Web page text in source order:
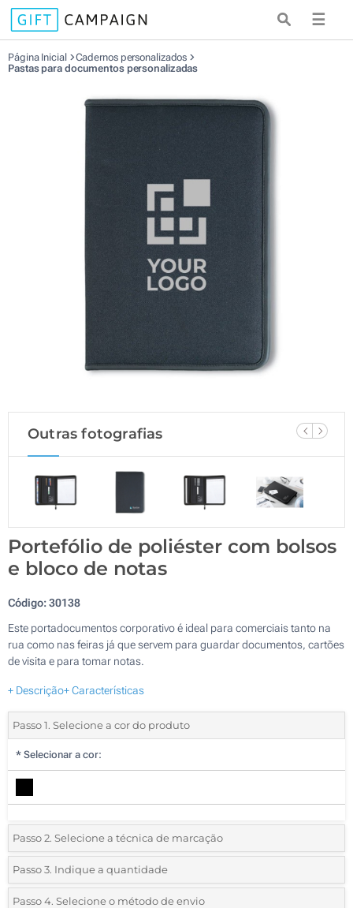
☰
Página Inicial
Cadernos personalizados
Pastas para documentos personalizadas
Outras fotografias
Portefólio de poliéster com bolsos
e bloco de notas
Código:30138
Este portadocumentos corporativo é ideal para comerciais tanto na
rua como nas feiras já que servem para guardar documentos, cartões
de visita e para tomar notas.
+ Descrição+ Características
Passo 1. Selecione a cor do produto
* Selecionar a cor:
Passo 2. Selecione a técnica de marcação
*Selecione o tipo de marcação e as cores do logotipo:
1 Cor (Na frente)
Passo 3. Indique a quantidade
*Quantidade mínima:5
Passo 4. Selecione o método de envio